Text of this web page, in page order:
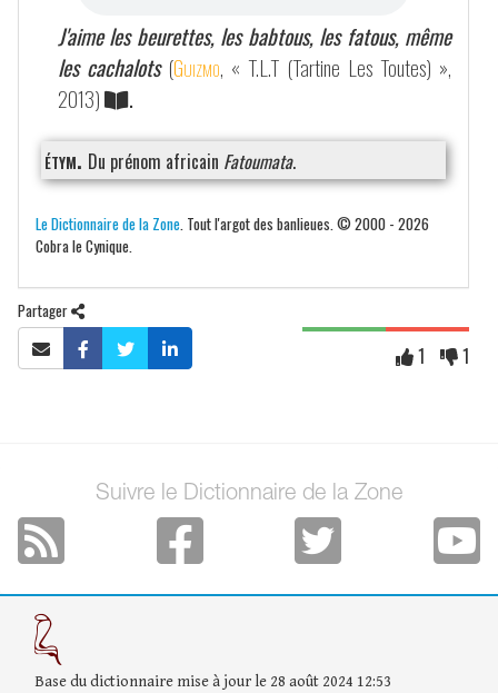
J'aime les beurettes, les babtous, les fatous, même
les cachalots (Guizmo, « T.L.T (Tartine Les Toutes) »,
2013)
.
étym. Du prénom africain Fatoumata.
Le Dictionnaire de la Zone . Tout l'argot des banlieues. © 2000 - 2026
Cobra le Cynique.
Partager
1 1
Suivre le Dictionnaire de la Zone
Base du dictionnaire mise à jour le 28 août 2024 12:53